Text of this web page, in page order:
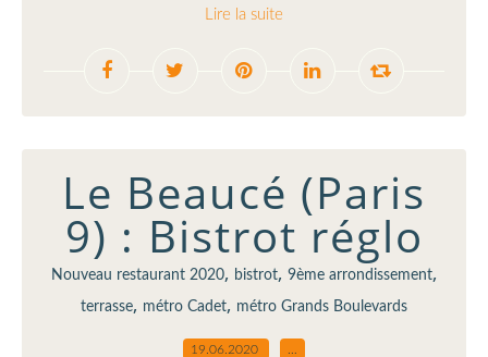
Lire la suite
Le Beaucé (Paris
9) : Bistrot réglo
Nouveau restaurant 2020, bistrot, 9ème arrondissement,
terrasse, métro Cadet, métro Grands Boulevards
19.06.2020